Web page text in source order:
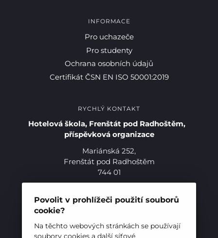
Povolit v prohlížeči použití souborů
cookie?
Na těchto webových stránkách se používají
soubory cookies a další síťové
Pro studenty
Pro uchazeče
INFORMACE
Pro uchazeče
Pro studenty
Ochrana osobních údajů
Certifikát ČSN EN ISO 50001:2019
RYCHLÝ KONTAKT
Hotelová škola, Frenštát pod Radhoštěm,
příspěvková organizace
Mariánská 252,
Frenštát pod Radhoštěm
744 01
E-mail:sekretariat@hotelovkafren.cz
Datová schránka: bc5jrez
IČ: 00576441